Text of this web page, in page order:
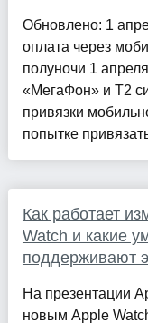
Обновлено: 1
оплата через
полуночи 1
«МегаФон» и Т2
привязки
попытке
Как работает
Watch и какие
поддерживают
На презентации
новым Apple